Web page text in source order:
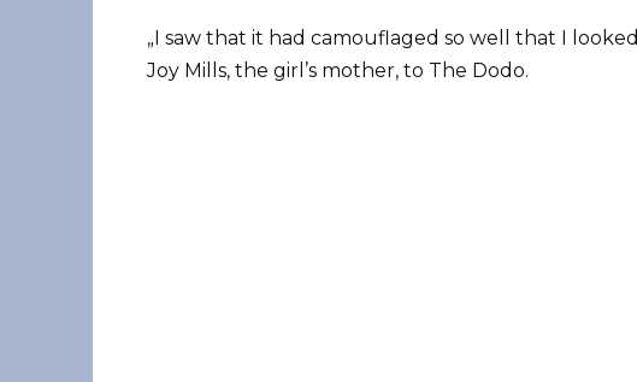
„I saw that it had camouflaged so well that I
Joy Mills, the girl’s mother, to The Dodo.